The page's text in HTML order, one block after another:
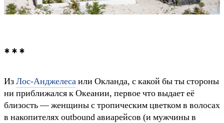
* * *
ИзЛос-Анджелесаили Окланда, с какой бы ты стороны
ни приближался к Океании, первое что выдает её
близость — женщины с тропическим цветком в волосах
в накопителях outbound авиарейсов (и мужчины в